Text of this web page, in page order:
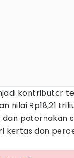
kontributor
nilai Rp18,21
peternakan
kertas dan